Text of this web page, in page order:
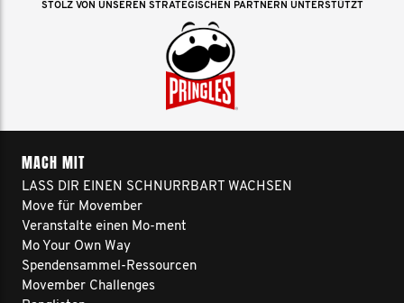
STOLZ VON UNSEREN STRATEGISCHEN PARTNERN UNTERSTÜTZT
MACH MIT
LASS DIR EINEN SCHNURRBART WACHSEN
Move für Movember
Veranstalte einen Mo-ment
Mo Your Own Way
Spendensammel-Ressourcen
Movember Challenges